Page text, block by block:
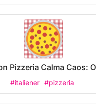
Pizzeria Calma Caos:
#italiener #pizzeria